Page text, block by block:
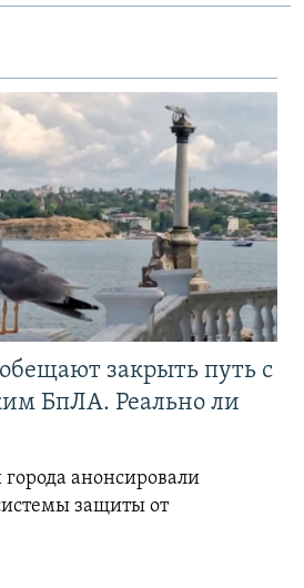
закрыть путь с
БпЛА. Реально ли
города анонсировали
защиты от